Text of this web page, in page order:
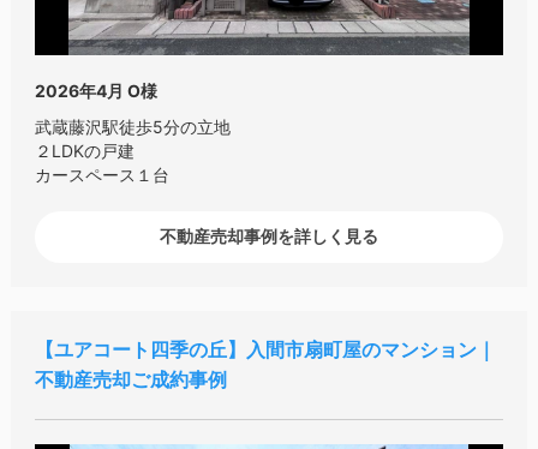
2026年4月 O様
武蔵藤沢駅徒歩5分の立地
２LDKの戸建
カースペース１台
不動産売却事例を詳しく見る
ユアコート四季の丘
入間市扇町屋のマンション｜
不動産売却ご成約事例